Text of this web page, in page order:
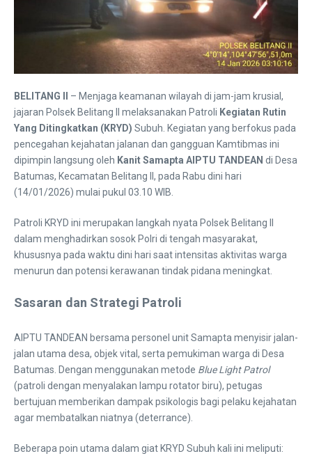
BELITANG II
– Menjaga keamanan wilayah di jam-jam krusial,
jajaran Polsek Belitang II melaksanakan Patroli Kegiatan Rutin
Yang Ditingkatkan (KRYD) Subuh. Kegiatan yang berfokus pada
pencegahan kejahatan jalanan dan gangguan Kamtibmas ini
dipimpin langsung oleh Kanit Samapta AIPTU TANDEAN di Desa
Batumas, Kecamatan Belitang II, pada Rabu dini hari
(14/01/2026) mulai pukul 03.10 WIB.
​Patroli KRYD ini merupakan langkah nyata Polsek Belitang II
dalam menghadirkan sosok Polri di tengah masyarakat,
khususnya pada waktu dini hari saat intensitas aktivitas warga
menurun dan potensi kerawanan tindak pidana meningkat.
Sasaran dan Strategi Patroli
​AIPTU TANDEAN bersama personel unit Samapta menyisir jalan-
jalan utama desa, objek vital, serta pemukiman warga di Desa
Batumas. Dengan menggunakan metode Blue Light Patrol
(patroli dengan menyalakan lampu rotator biru), petugas
bertujuan memberikan dampak psikologis bagi pelaku kejahatan
agar membatalkan niatnya (deterrance).
​Beberapa poin utama dalam giat KRYD Subuh kali ini meliputi: